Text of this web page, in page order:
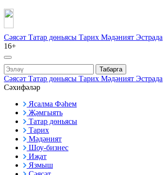
Сәясәт Татар дөньясы Тарих Мәдәният Эстрада
16+
Табарга
Сәясәт Татар дөньясы Тарих Мәдәният Эстрада
Сәхифәләр
Ясалма Фәһем
Җәмгыять
Татар дөньясы
Тарих
Мәдәният
Шоу-бизнес
Иҗат
Язмыш